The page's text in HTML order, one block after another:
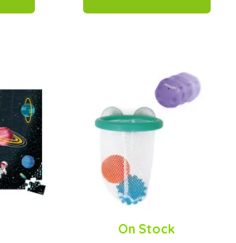
On Stock